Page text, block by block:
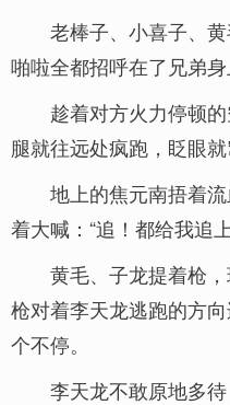
老棒子、小喜子、
啪啦全都招呼在了兄弟身
趁着对方火力停顿
腿就往远处疯跑，眨眼就
地上的焦元南捂着
着大喊：“追！都给我追
黄毛、子龙提着枪
枪对着李天龙逃跑的方
个不停。
李天龙不敢原地多